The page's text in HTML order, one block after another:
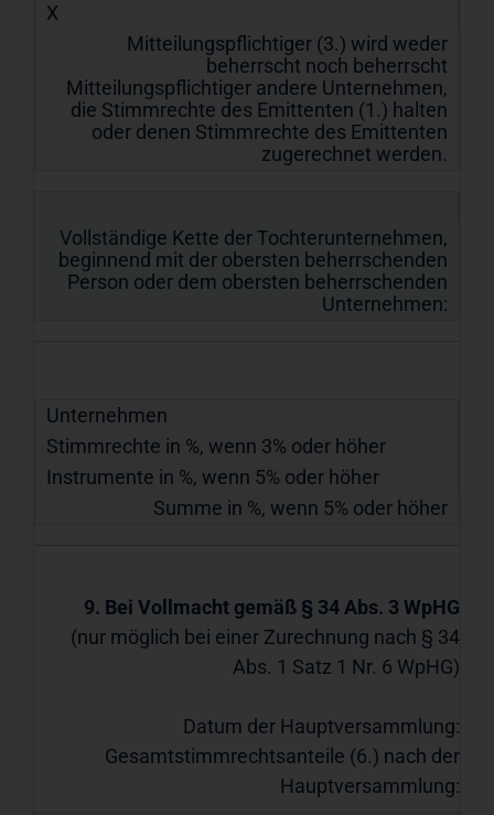
X
Mitteilungspflichtiger (3.) wird weder
beherrscht noch beherrscht
Mitteilungspflichtiger andere Unternehmen,
die Stimmrechte des Emittenten (1.) halten
oder denen Stimmrechte des Emittenten
zugerechnet werden.
Vollständige Kette der Tochterunternehmen,
beginnend mit der obersten beherrschenden
Person oder dem obersten beherrschenden
Unternehmen:
Unternehmen
Stimmrechte in %, wenn 3% oder höher
Instrumente in %, wenn 5% oder höher
Summe in %, wenn 5% oder höher
9. Bei Vollmacht gemäß § 34 Abs. 3 WpHG
(nur möglich bei einer Zurechnung nach § 34
Abs. 1 Satz 1 Nr. 6 WpHG)
Datum der Hauptversammlung:
Gesamtstimmrechtsanteile (6.) nach der
Hauptversammlung: